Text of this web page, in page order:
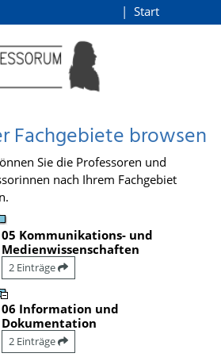
Start
Fachgebiete browsen
Sie die Professoren und
nach Ihrem Fachgebiet
05 Kommunikations- und
Medienwissenschaften
2 Einträge
06 Information und
Dokumentation
2 Einträge